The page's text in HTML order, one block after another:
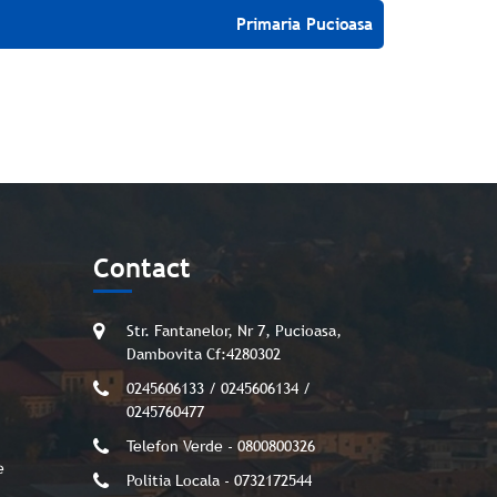
Primaria Pucioasa
Contact
Str. Fantanelor, Nr 7, Pucioasa,
Dambovita Cf:4280302
0245606133 / 0245606134 /
0245760477
Telefon Verde - 0800800326
Politia Locala - 0732172544